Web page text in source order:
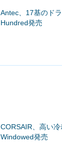
Antec、17基のド
Hundred発売
CORSAIR、高い
Windowed発売